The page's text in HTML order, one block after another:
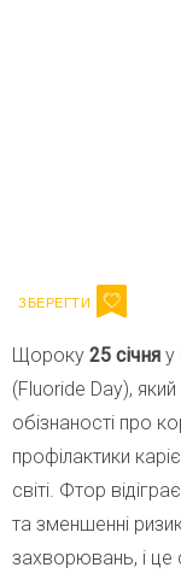
Щороку 25 січня у
(Fluoride Day),
обізнаності про
профілактики
світі. Фтор
та зменшенні
захворювань, і це